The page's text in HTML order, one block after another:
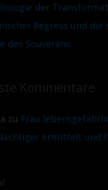
der
Regress und die
des Souveräns
Kommentare
zu Frau
ermittelt und